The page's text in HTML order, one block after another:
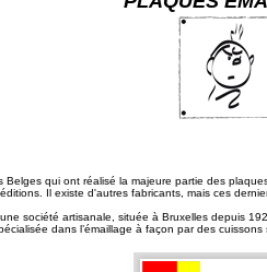
Belges qui ont réalisé la majeure partie des
Il existe d'autres fabricants, mais ces
une société artisanale, située à Bruxelles depuis
dans l’émaillage à façon par des